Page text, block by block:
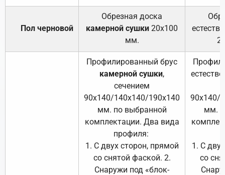
Пол черновой
Обрезная доска
камерной сушки 20х100
мм.
Профилированный брус
камерной сушки,
сечением
90х140/140х140/190х140
мм. по выбранной
комплектации. Два вида
профиля:
1. С двух сторон, прямой
со снятой фаской. 2.
Снаружи под «блок-
90х140/
мм.
1. С
со